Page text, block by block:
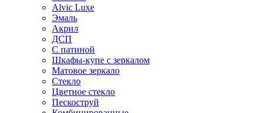
Alvic Luxe
Эмаль
Акрил
ДСП
С патиной
Шкафы-купе с зеркалом
Матовое зеркало
Стекло
Цветное стекло
Пескоструй